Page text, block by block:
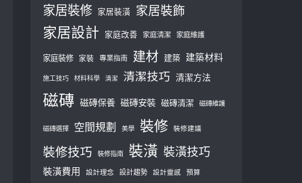
家居裝修 家居裝潢 家居裝飾
家居設計 家庭改善 家庭清潔 家庭維護
家庭裝修 家裝 專業指南 建材 建築 建築材料
施工技巧 材料科學 清潔 清潔技巧 清潔方法
磁磚 磁磚保養 磁磚安裝 磁磚清潔 磁磚維護
磁磚選擇 空間規劃 美學 裝修 裝修建議
裝修技巧 裝修指南 裝潢 裝潢技巧
裝潢費用 設計理念 設計趨勢 設計靈感 預算